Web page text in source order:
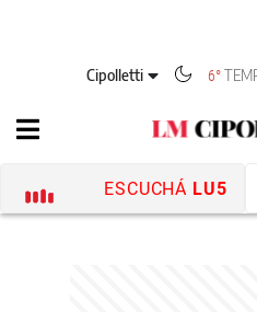
Cipolletti 6°
ESCUCHÁ LU5